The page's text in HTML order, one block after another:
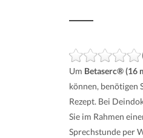
Um Betaserc® (16
können, benötigen
Rezept. Bei
Sie im Rahmen
Sprechstunde per